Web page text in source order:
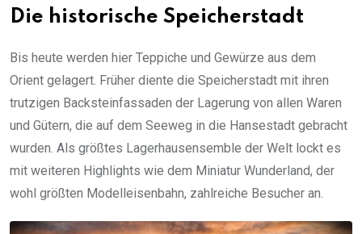
Die historische Speicherstadt
Bis heute werden hier Teppiche und Gewürze aus dem
Orient gelagert. Früher diente die Speicherstadt mit ihren
trutzigen Backsteinfassaden der Lagerung von allen Waren
und Gütern, die auf dem Seeweg in die Hansestadt gebracht
wurden. Als größtes Lagerhausensemble der Welt lockt es
mit weiteren Highlights wie dem Miniatur Wunderland, der
wohl größten Modelleisenbahn, zahlreiche Besucher an.